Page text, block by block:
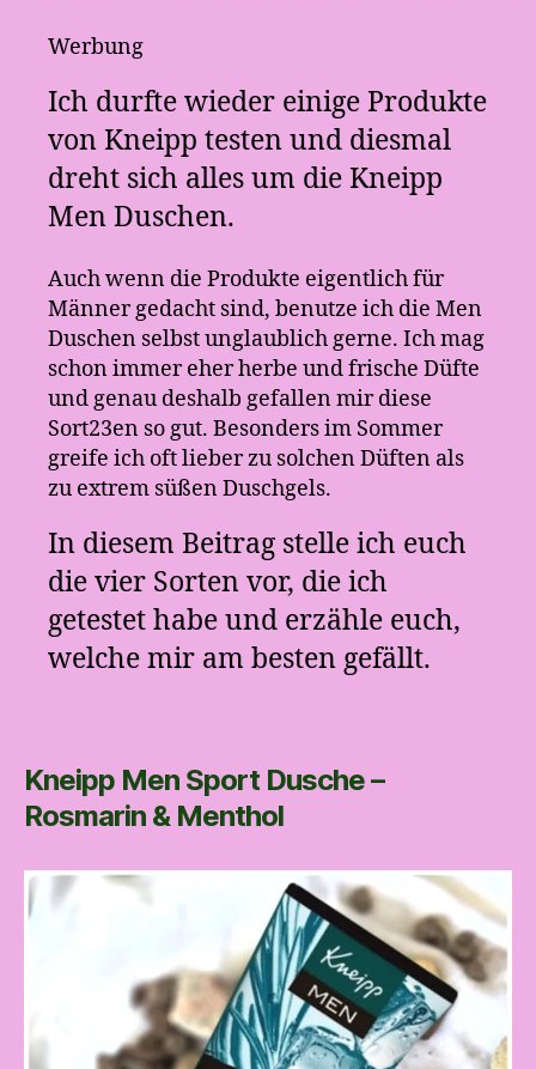
Werbung
Ich durfte wieder einige Produkte
von Kneipp testen und diesmal
dreht sich alles um die Kneipp
Men Duschen.
Auch wenn die Produkte eigentlich für
Männer gedacht sind, benutze ich die Men
Duschen selbst unglaublich gerne. Ich mag
schon immer eher herbe und frische Düfte
und genau deshalb gefallen mir diese
Sort23en so gut. Besonders im Sommer
greife ich oft lieber zu solchen Düften als
zu extrem süßen Duschgels.
In diesem Beitrag stelle ich euch
die vier Sorten vor, die ich
getestet habe und erzähle euch,
welche mir am besten gefällt.
Kneipp Men Sport Dusche –
Rosmarin & Menthol